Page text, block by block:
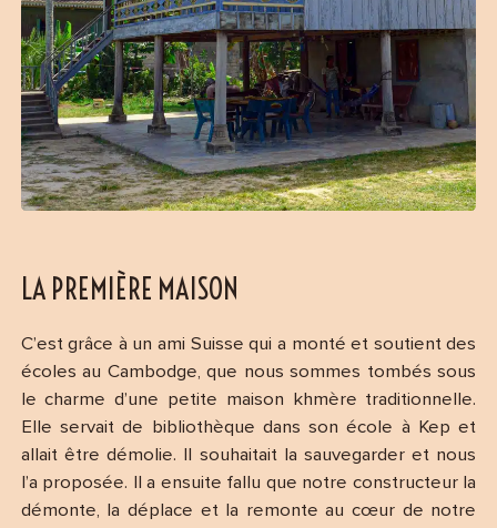
LA PREMIÈRE MAISON
C’est grâce à un ami Suisse qui a monté et soutient des
écoles au Cambodge, que nous sommes tombés sous
le charme d’une petite maison khmère traditionnelle.
Elle servait de bibliothèque dans son école à Kep et
allait être démolie. Il souhaitait la sauvegarder et nous
l’a proposée. Il a ensuite fallu que notre constructeur la
démonte, la déplace et la remonte au cœur de notre